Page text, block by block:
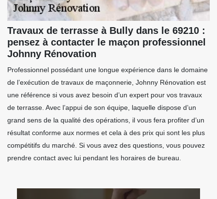
Travaux de terrasse à Bully dans le 69210 :
pensez à contacter le maçon professionnel
Johnny Rénovation
Professionnel possédant une longue expérience dans le domaine
de l’exécution de travaux de maçonnerie, Johnny Rénovation est
une référence si vous avez besoin d’un expert pour vos travaux
de terrasse. Avec l’appui de son équipe, laquelle dispose d’un
grand sens de la qualité des opérations, il vous fera profiter d’un
résultat conforme aux normes et cela à des prix qui sont les plus
compétitifs du marché. Si vous avez des questions, vous pouvez
prendre contact avec lui pendant les horaires de bureau.